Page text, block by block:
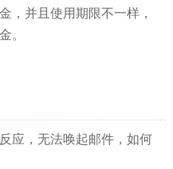
，并且使用期限不一样，
。
应，无法唤起邮件，如何